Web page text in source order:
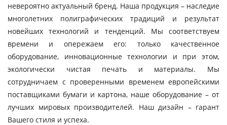
невероятно актуальный бренд. Наша продукция – наследие
многолетних полиграфических традиций и результат
новейших технологий и тенденций. Мы соответствуем
времени и опережаем его: только качественное
оборудование, инновационные технологии и при этом,
экологически чистая печать и материалы. Мы
сотрудничаем с проверенными временем европейскими
поставщиками бумаги и картона, наше оборудование – от
лучших мировых производителей. Наш дизайн – гарант
Вашего стиля и успеха.